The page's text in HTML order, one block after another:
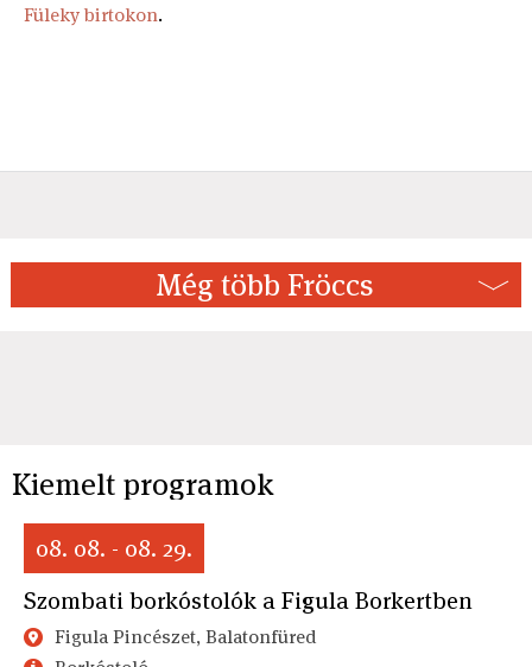
Füleky birtokon.
Még több Fröccs
Kiemelt programok
08. 08. - 08. 29.
Szombati borkóstolók a Figula Borkertben
Figula Pincészet, Balatonfüred